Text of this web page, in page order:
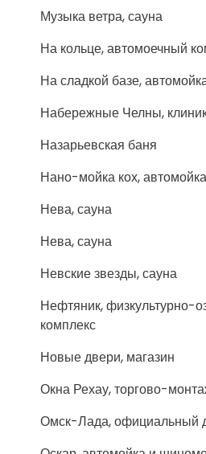
Музыка ветра, сауна
На кольце, автомоечный
На сладкой базе,
Набережные Челны,
Назарьевская баня
Нано-мойка кох, автомойка
Нева, сауна
Нева, сауна
Невские звезды, сауна
Нефтяник, физкультурно-
комплекс
Новые двери, магазин
Окна Рехау, торгово-
Омск-Лада, официальный